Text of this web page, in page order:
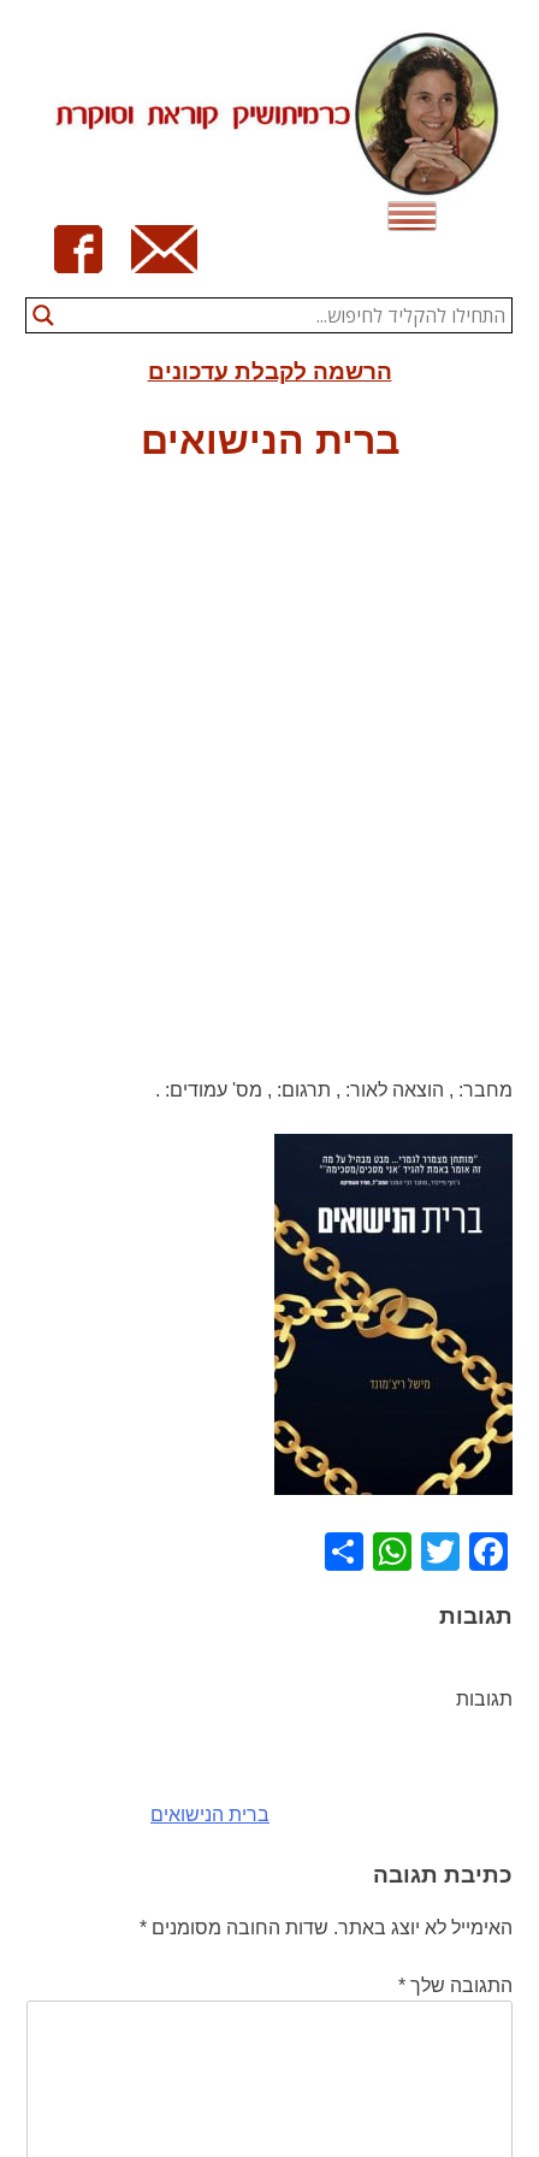
content
הרשמה לקבלת עדכונים
ברית הנישואים
מחבר: , הוצאה לאור: , תרגום: , מס' עמודים: .
Facebook
Twitter
WhatsApp
תגובות
תגובות
ברית הנישואים
כתיבת תגובה
האימייל לא יוצג באתר. שדות החובה מסומנים*
התגובה שלך*